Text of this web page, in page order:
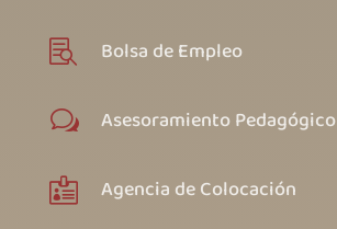
 Bolsa de Empleo
w Asesoramiento Pedagógico
 Agencia de Colocación